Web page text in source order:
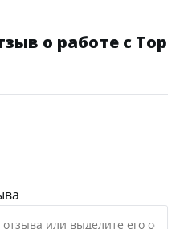
о работе с Top